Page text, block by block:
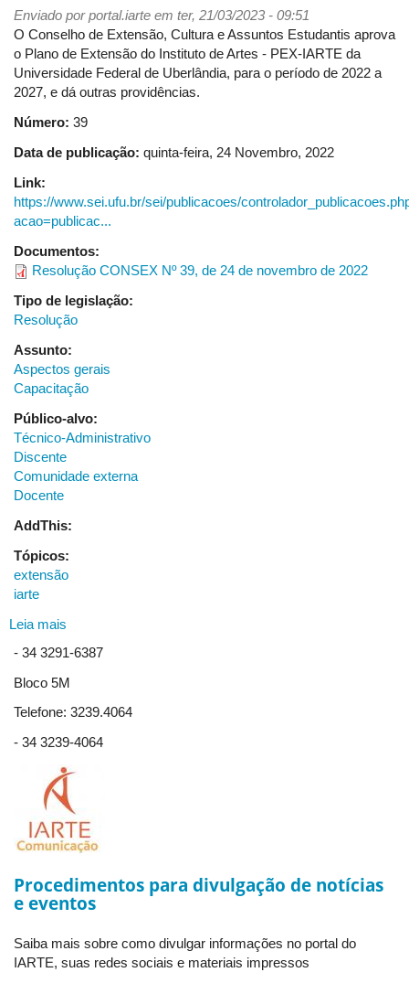
Enviado porportal.iarte em ter, 21/03/2023 - 09:51
O Conselho de Extensão, Cultura e Assuntos Estudantis aprova
o Plano de Extensão do Instituto de Artes - PEX-IARTE da
Universidade Federal de Uberlândia, para o período de 2022 a
2027, e dá outras providências.
Número: 39
Data de publicação: quinta-feira, 24 Novembro, 2022
Link:
https://www.sei.ufu.br/sei/publicacoes/
acao=publicac...
Documentos:
Resolução CONSEX Nº 39, de 24 de novembro de 2022
Tipo de legislação:
Resolução
Assunto:
Aspectos gerais
Capacitação
Público-alvo:
Técnico-Administrativo
Discente
Comunidade externa
Docente
AddThis:
Tópicos:
extensão
iarte
Leia mais
CONSEX
Nº
-
Aprova
Plano
de
Extensão
do
Instituto
Artes
-
IARTE
da
- 34 3291-6387
Bloco 5M
Telefone: 3239.4064
- 34 3239-4064
Procedimentos para divulgação de notícias
e eventos
Saiba mais sobre como divulgar informações no portal do
IARTE, suas redes sociais e materiais impressos